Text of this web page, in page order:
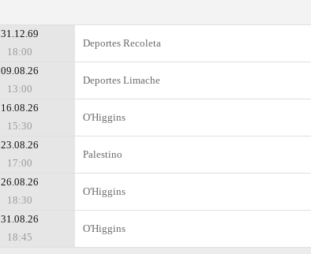
31.12.69
18:00
Deportes Recoleta
09.08.26
13:00
Deportes Limache
16.08.26
15:30
O'Higgins
23.08.26
17:00
Palestino
26.08.26
18:30
O'Higgins
31.08.26
18:45
O'Higgins